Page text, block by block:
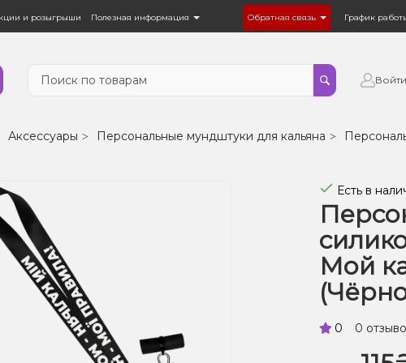
и розыгрыши Полезная информация Обратная связь График
Войти
Аксессуары Персональные мундштуки для кальяна
Есть в
Мой
0 0